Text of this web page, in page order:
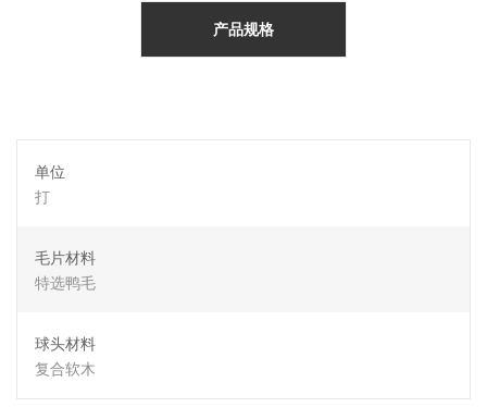
产品规格
单位
打
毛片材料
特选鸭毛
球头材料
复合软木